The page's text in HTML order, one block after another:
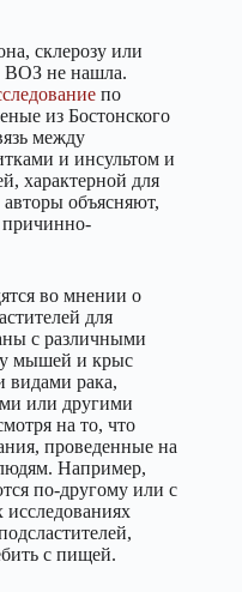
склерозу или
ВОЗ не нашла.
по
из Бостонского
между
и инсультом и
характерной для
объясняют,
причинно-
во мнении о
для
с различными
мышей и крыс
видами рака,
или другими
на то, что
проведенные на
Например,
по-другому или с
с пищей.